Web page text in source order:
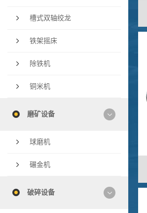
槽式双轴绞龙
铁架摇床
除铁机
铜米机
磨矿设备
球磨机
碾金机
破碎设备